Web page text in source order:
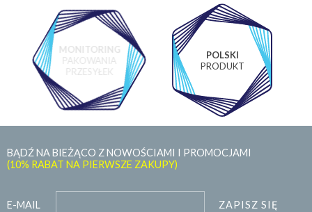
MONITORING
PAKOWANIA
PRZESYŁEK
POLSKI
PRODUKT
BĄDŹ NA BIEŻĄCO Z NOWOŚCIAMI I PROMOCJAMI
(10% RABAT NA PIERWSZE ZAKUPY)
E-MAIL ZAPISZ SIĘ